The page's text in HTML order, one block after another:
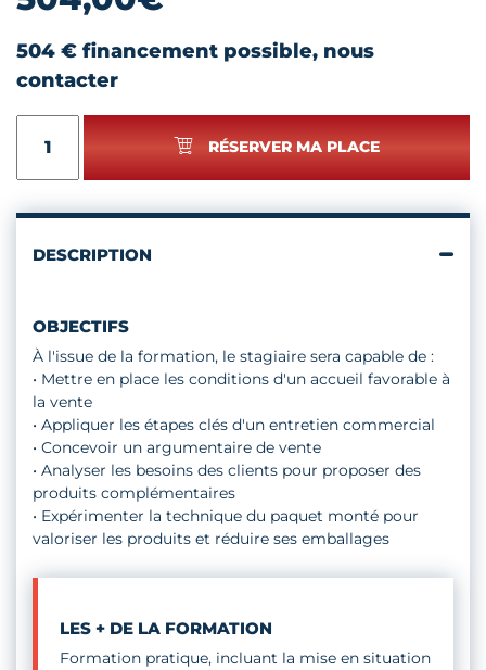
504 € financement possible, nous
contacter
BOULANGERIE
RÉSERVER MA PLACE
DESCRIPTION
OBJECTIFS
À l'issue de la formation, le stagiaire sera capable de :
• Mettre en place les conditions d'un accueil favorable à
la vente
• Appliquer les étapes clés d'un entretien commercial
• Concevoir un argumentaire de vente
• Analyser les besoins des clients pour proposer des
produits complémentaires
• Expérimenter la technique du paquet monté pour
valoriser les produits et réduire ses emballages
LES + DE LA FORMATION
Formation pratique, incluant la mise en situation